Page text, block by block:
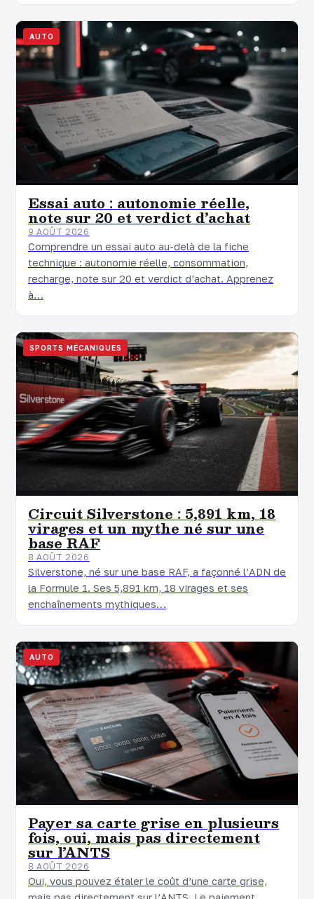
AUTO
Essai auto : autonomie réelle,
note sur 20 et verdict d’achat
9 AOÛT 2026
Comprendre un essai auto au-delà de la fiche
technique : autonomie réelle, consommation,
recharge, note sur 20 et verdict d’achat. Apprenez
à…
SPORTS MÉCANIQUES
Circuit Silverstone : 5,891 km, 18
virages et un mythe né sur une
base RAF
8 AOÛT 2026
Silverstone, né sur une base RAF, a façonné l’ADN de
la Formule 1. Ses 5,891 km, 18 virages et ses
enchaînements mythiques…
AUTO
Payer sa carte grise en plusieurs
fois, oui, mais pas directement
sur l’ANTS
8 AOÛT 2026
Oui, vous pouvez étaler le coût d’une carte grise,